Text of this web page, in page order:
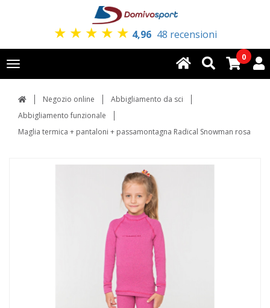
★ ★ ★ ★ ★ 4,96 48 recensioni
Toggle
navigation
0
Negozio online
Abbigliamento da sci
Abbigliamento funzionale
Maglia termica + pantaloni + passamontagna Radical Snowman rosa